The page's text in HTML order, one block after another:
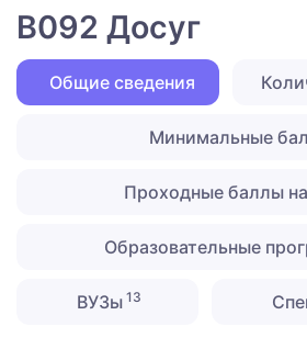
B092 Досуг
Общие сведения
Минимальные
Проходные баллы на
Образовательные
ВУЗы 13